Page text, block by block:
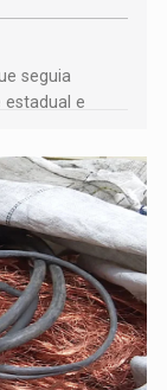
seguia
e